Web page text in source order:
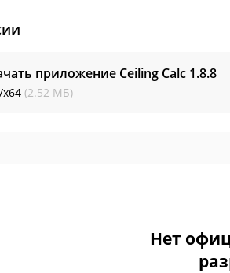
приложение Ceiling Calc 1.8.8
x64 (2.52 МБ)
Нет